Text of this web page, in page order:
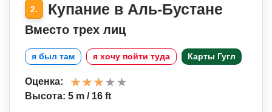
2. Купание в Аль-Бустане
Вместо трех лиц
я был там я хочу пойти туда Карты Гугл
Оценка:
Высота: 5 m / 16 ft